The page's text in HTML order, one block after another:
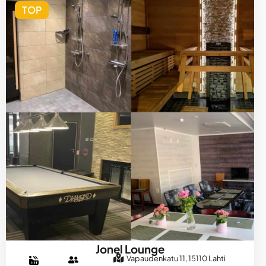
TOP
Jonel Lounge
Vapaudenkatu 11, 15110 Lahti